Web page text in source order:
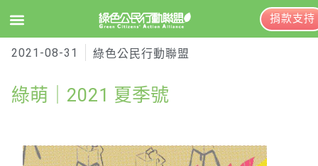
綠盟簡介
EN
捐款支持
2021-08-31 綠色公民行動聯盟
綠萌｜2021 夏季號